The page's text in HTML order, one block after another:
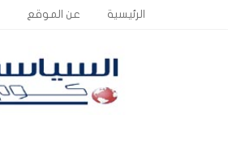
الرئيسية عن الموقع